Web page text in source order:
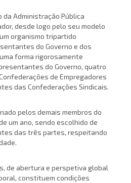
da Administração Pública
desde logo pelo seu modelo
organismo tripartido
do Governo e dos
forma rigorosamente
do Governo, quatro
de Empregadores
das Confederações Sindicais.
pelos demais membros do
um ano, sendo escolhido de
das três partes, respeitando
de abertura e perspetiva global
constituem condições